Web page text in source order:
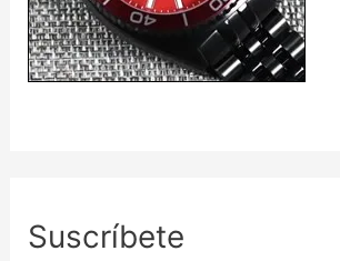
Suscríbete